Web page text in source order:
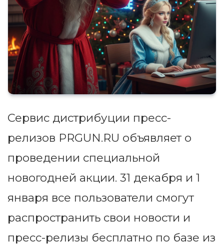
Сервис дистрибуции пресс-
релизов PRGUN.RU объявляет о
проведении специальной
новогодней акции. 31 декабря и 1
января все пользователи смогут
распространить свои новости и
пресс-релизы бесплатно по базе из